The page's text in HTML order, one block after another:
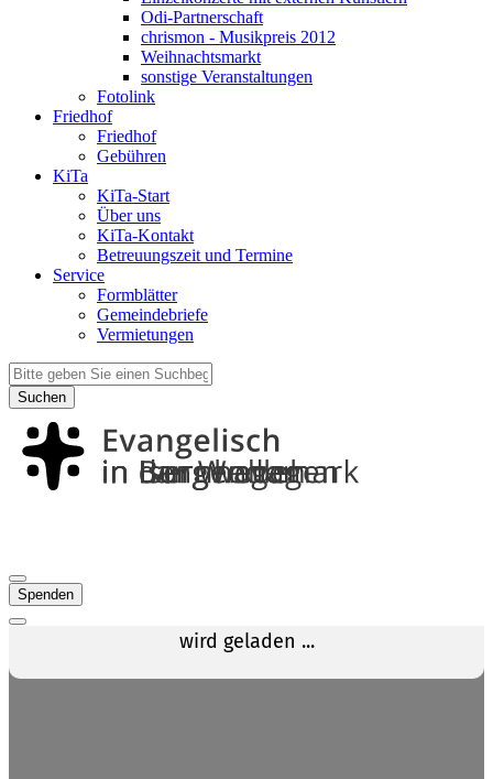
Odi-Partnerschaft
chrismon - Musikpreis 2012
Weihnachtsmarkt
sonstige Veranstaltungen
Fotolink
Friedhof
Friedhof
Gebühren
KiTa
KiTa-Start
Über uns
KiTa-Kontakt
Betreuungszeit und Termine
Service
Formblätter
Gemeindebriefe
Vermietungen
Suchen
Spenden